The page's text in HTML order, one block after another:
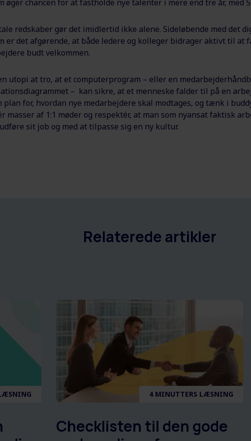
øger chancen for at fastholde nye talenter i mere end tre år, med
redskaber gør det imidlertid ikke alene. Sideløbende med det
er det afgørende, at både ledere og kolleger bidrager aktivt til at
budt velkommen.
utopi at tro, at et computerprogram – eller en
– kan sikre, at et menneske falder til på en
plan for, hvordan nye medarbejdere skal modtages, og tænk i
masser af 1:1 møder og respektér, at man som nyansat faktisk
sit job og med at tilpasse sig en ny kultur.
Relaterede artikler
4 MINUTTERS LÆSNING
Checklisten til den gode